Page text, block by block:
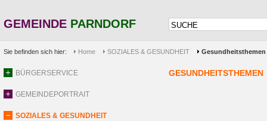
GEMEINDE PARNDORF
Sie befinden sich hier: Home SOZIALES & GESUNDHEIT Gesundheitsthemen
BÜRGERSERVICE
GEMEINDEPORTRAIT
SOZIALES & GESUNDHEIT
GESUNDHEITSTHEMEN